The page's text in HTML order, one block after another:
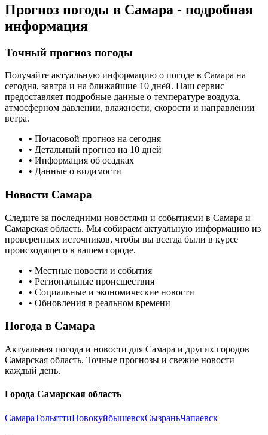
Прогноз погоды в Самара - подробная
информация
Точный прогноз погоды
Получайте актуальную информацию о погоде в Самара на
сегодня, завтра и на ближайшие 10 дней. Наш сервис
предоставляет подробные данные о температуре воздуха,
атмосферном давлении, влажности, скорости и направлении
ветра.
• Почасовой прогноз на сегодня
• Детальный прогноз на 10 дней
• Информация об осадках
• Данные о видимости
Новости Самара
Следите за последними новостями и событиями в Самара и
Самарская область. Мы собираем актуальную информацию из
проверенных источников, чтобы вы всегда были в курсе
происходящего в вашем городе.
• Местные новости и события
• Региональные происшествия
• Социальные и экономические новости
• Обновления в реальном времени
Погода в Самара
Актуальная погода и новости для Самара и других городов
Самарская область. Точные прогнозы и свежие новости
каждый день.
Города Самарская область
СамараТольяттиНовокуйбышевскСызраньЧапаевск